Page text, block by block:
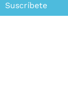
Suscríbete